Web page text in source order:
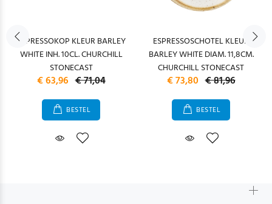
ESPRESSOKOP KLEUR BARLEY
WHITE INH. 10CL. CHURCHILL
STONECAST
€ 63,96 € 71,04
BESTEL
ESPRESSOSCHOTEL KLEUR
BARLEY WHITE DIAM. 11,8CM.
CHURCHILL STONECAST
€ 73,80 € 81,96
BESTEL